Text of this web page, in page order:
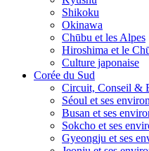
Shikoku
Okinawa
Chūbu et les Alpes
Hiroshima et le
Culture japonaise
Corée du Sud
Circuit, Conseil &
Séoul et ses
Busan et ses
Sokcho et ses
Gyeongju et ses